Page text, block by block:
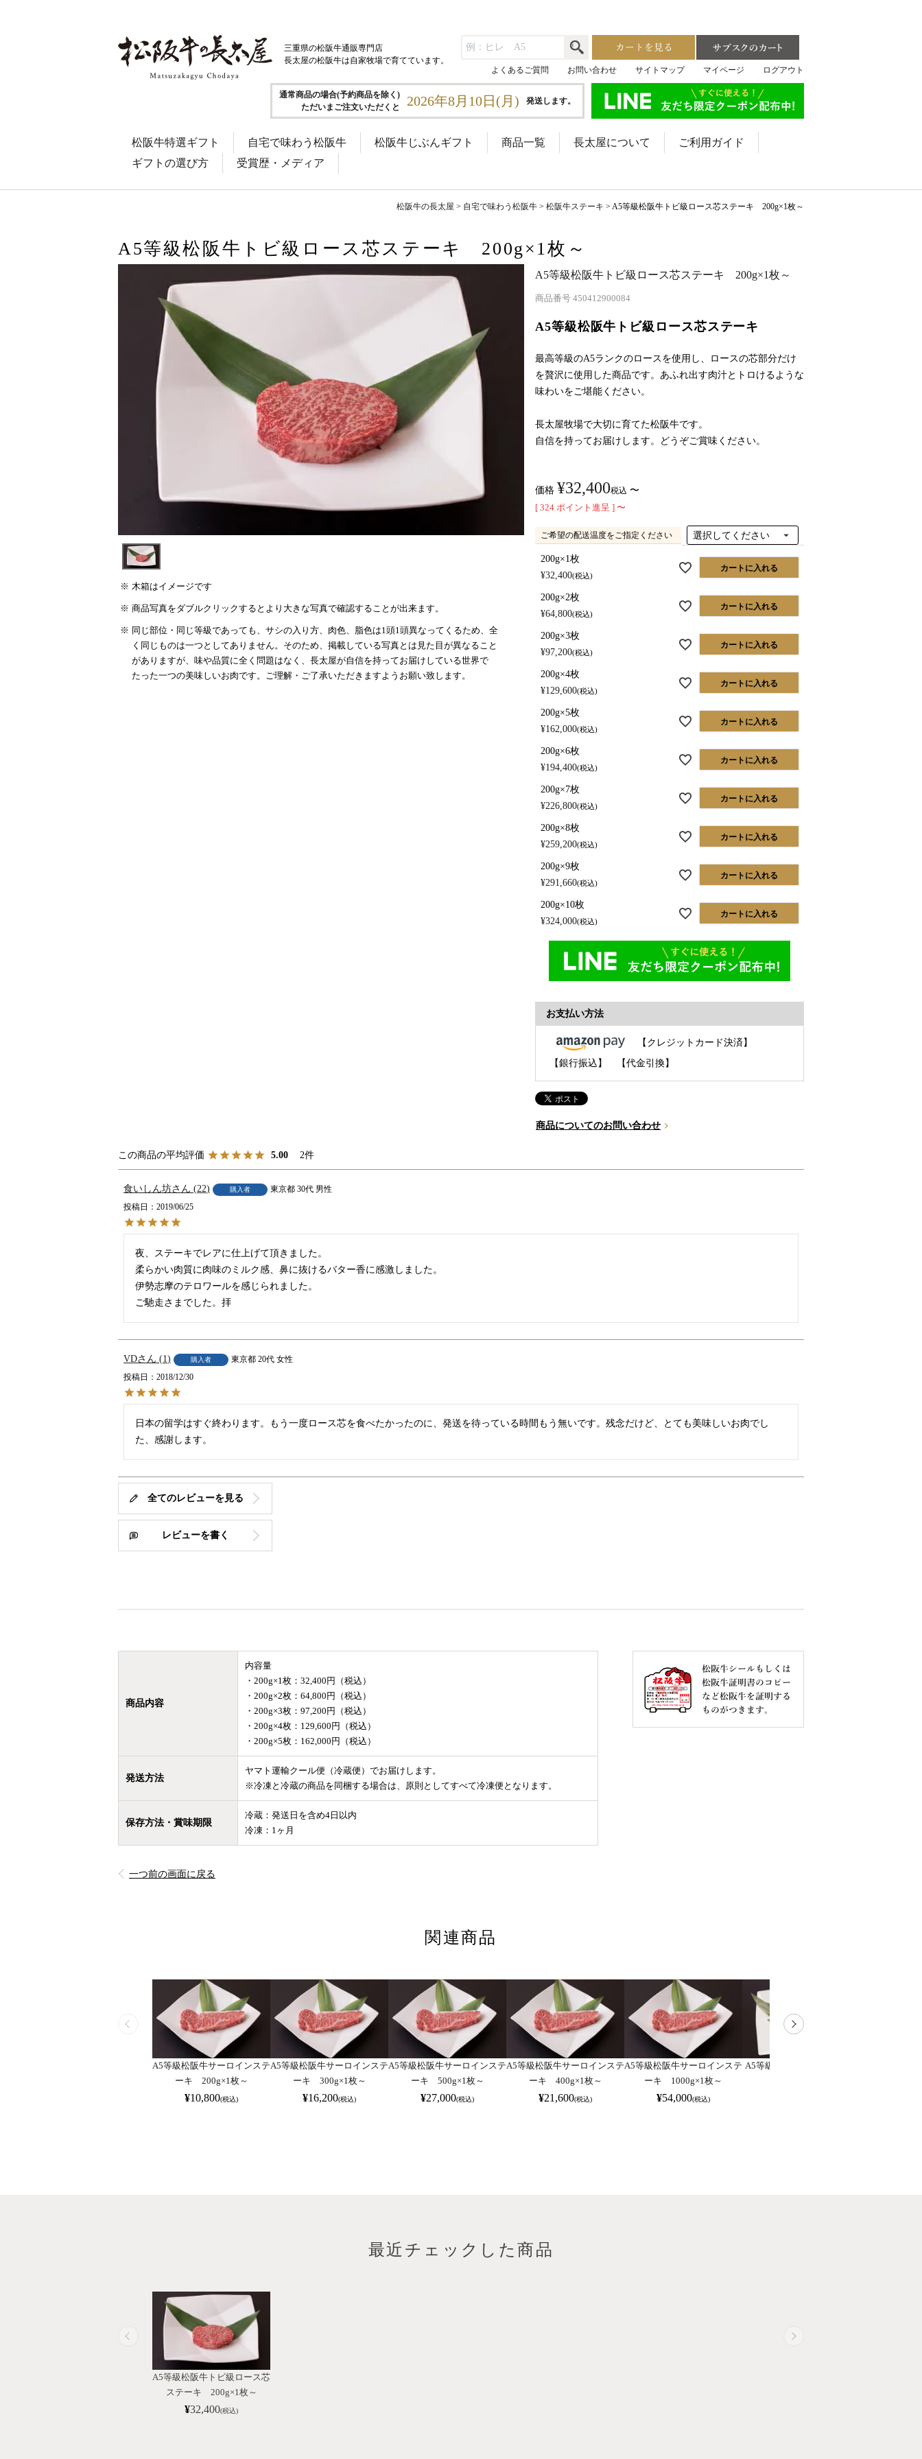
三重県の松阪牛通販専門店
長太屋の松阪牛は自家牧場で育てています。
よくあるご質問
お問い合わせ サイトマップ マイページ ログアウト
通常商品の場合(予約商品を除く)
ただいまご注文いただくと
2026年8月10日(月) 発送します。
松阪牛特選ギフト 自宅で味わう松阪牛 松阪牛じぶんギフト 商品一覧 長太屋について
ご利用ガイド
ギフトの選び方
受賞歴・メディア
松阪牛の長太屋 自宅で味わう松阪牛 松阪牛ステーキ A5等級松阪牛トビ級ロース芯ステーキ 200g×1枚～
A5等級松阪牛トビ級ロース芯ステーキ 200g×1枚～
木箱はイメージです
商品写真をダブルクリックするとより大きな写真で確認することが出来ます。
同じ部位・同じ等級であっても、サシの入り方、肉色、脂色は1頭1頭異なってくるため、全
く同じものは一つとしてありません。そのため、掲載している写真とは見た目が異なること
がありますが、味や品質に全く問題はなく、長太屋が自信を持ってお届けしている世界で
たった一つの美味しいお肉です。ご理解・ご了承いただきますようお願い致します。
A5等級松阪牛トビ級ロース芯ステーキ 200g×1枚～
商品番号 450412900084
A5等級松阪牛トビ級ロース芯ステーキ
最高等級のA5ランクのロースを使用し、ロースの芯部分だけ
を贅沢に使用した商品です。あふれ出す肉汁とトロけるような
味わいをご堪能ください。
長太屋牧場で大切に育てた松阪牛です。
自信を持ってお届けします。どうぞご賞味ください。
価格 ¥32,400税込 〜
[ 324 ポイント進呈 ] 〜
ご希望の配送温度をご指定ください
200g×1枚
¥32,400 税込
カートに入れる
200g×2枚
¥64,800 税込
カートに入れる
200g×3枚
¥97,200 税込
カートに入れる
200g×4枚
¥129,600 税込
カートに入れる
200g×5枚
¥162,000 税込
カートに入れる
200g×6枚
¥194,400 税込
カートに入れる
200g×7枚
¥226,800 税込
カートに入れる
200g×8枚
¥259,200 税込
カートに入れる
200g×9枚
¥291,660 税込
カートに入れる
200g×10枚
¥324,000 税込
カートに入れる
お支払い方法
【クレジットカード決済】
【銀行振込】
【代金引換】
商品についてのお問い合わせ
5.00 2
食いしん坊 22 購入者 東京都 30代 男性
投稿日
2019/06/25
夜、ステーキでレアに仕上げて頂きました。
柔らかい肉質に肉味のミルク感、鼻に抜けるバター香に感激しました。
伊勢志摩のテロワールを感じられました。
VD 1 購入者 東京都 20代 女性
投稿日
2018/12/30
日本の留学はすぐ終わります。もう一度ロース芯を食べたかったのに、発送を待っている時間もう無いです。残念だけど、とても美味しいお肉でし
た、感謝します。
全てのレビューを見る
レビューを書く
商品内容
内容量
・200g×1枚：32,400円（税込）
・200g×2枚：64,800円（税込）
・200g×3枚：97,200円（税込）
・200g×4枚：129,600円（税込）
・200g×5枚：162,000円（税込）
発送方法
ヤマト運輸クール便（冷蔵便）でお届けします。
※冷凍と冷蔵の商品を同梱する場合は、原則としてすべて冷凍便となります。
保存方法・賞味期限
冷蔵：発送日を含め4日以内
冷凍：1ヶ月
一つ前の画面に戻る
関連商品
A5等級松阪牛サーロインステ
ーキ 200g×1枚～
¥10,800(税込)
A5等級松阪牛サーロインステ
ーキ 300g×1枚～
¥16,200(税込)
A5等級松阪牛サーロインステ
ーキ 500g×1枚～
¥27,000(税込)
A5等級松阪牛サーロインステ
ーキ 400g×1枚～
¥21,600(税込)
A5等級松阪牛サーロインステ
ーキ 1000g×1枚～
¥54,000(税込)
A5等級松阪牛ヒレ 200g×1枚
最近チェックした商品
A5等級松阪牛トビ級ロース芯
ステーキ 200g×1枚～
¥32,400(税込)